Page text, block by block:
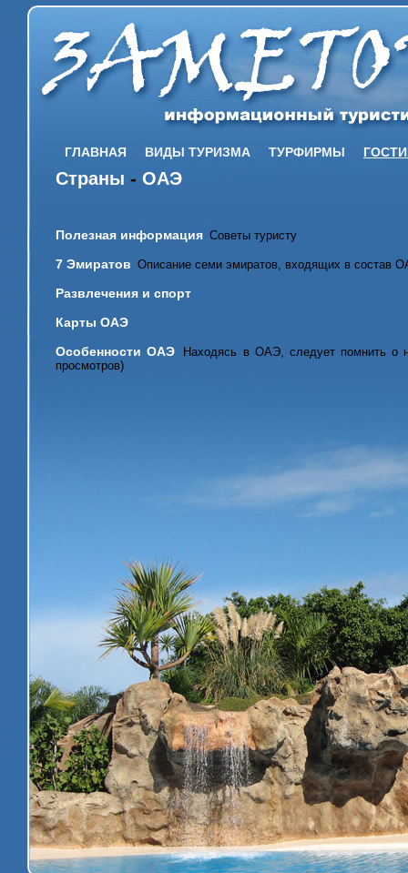
ГЛАВНАЯ ВИДЫ ТУРИЗМА ТУРФИРМЫ
Страны - ОАЭ
Полезная информация Советы туристу
7 Эмиратов Описание семи эмиратов, входящих в состав
Развлечения и спорт
Карты ОАЭ
Особенности ОАЭ
Находясь в ОАЭ, следует помнить о
просмотров)